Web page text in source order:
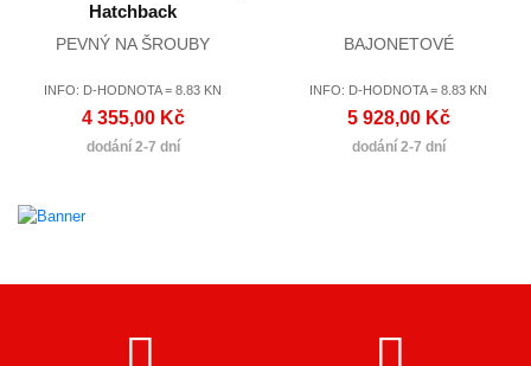
Hatchback
PEVNÝ NA ŠROUBY
INFO: D-HODNOTA = 8.83 KN
4 355,00 Kč
dodání 2-7 dní
BAJONETOVÉ
INFO: D-HODNOTA = 8.83 KN
5 928,00 Kč
dodání 2-7 dní